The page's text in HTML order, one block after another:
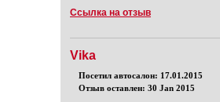
Ссылка на отзыв
Vika
Посетил автосалон: 17.01.2015
Отзыв оставлен: 30 Jan 2015